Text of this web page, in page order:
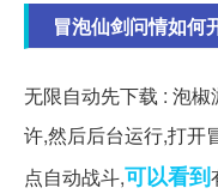
冒泡仙剑问情如何
无限自动先下载 : 泡椒
许,然后后台运行,打开
点自动战斗,可以看到